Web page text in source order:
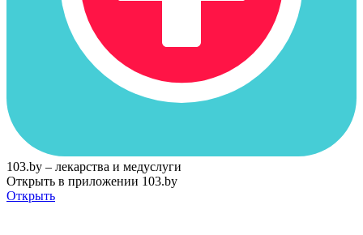
103.by – лекарства и медуслуги
Открыть в приложении 103.by
Открыть